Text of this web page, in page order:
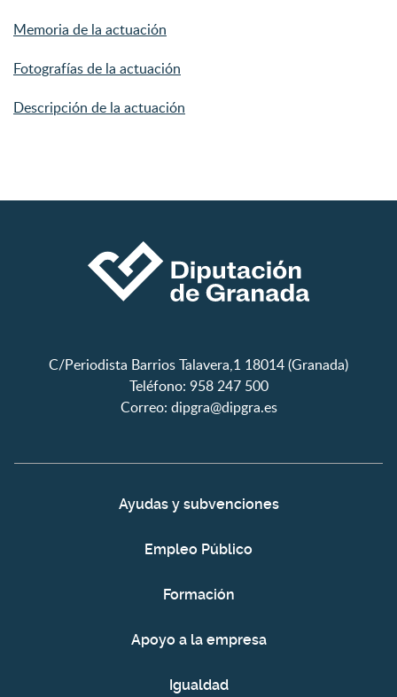
Memoria de la actuación
Fotografías de la actuación
Descripción de la actuación
C/Periodista Barrios Talavera,1 18014 (Granada)
Teléfono: 958 247 500
Correo: dipgra@dipgra.es
Ayudas y subvenciones
Empleo Público
Formación
Apoyo a la empresa
Igualdad